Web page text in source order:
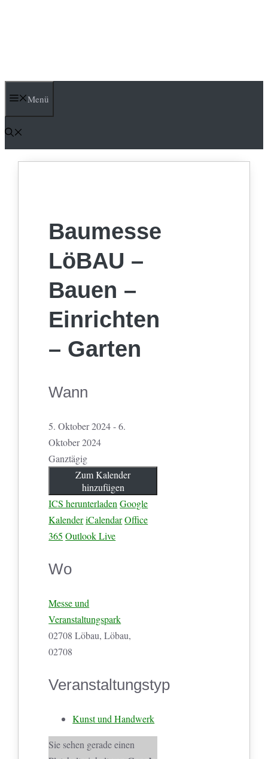
Menü
Baumesse
LöBAU –
Bauen –
Einrichten
– Garten
Wann
5. Oktober 2024 - 6.
Oktober 2024
Ganztägig
Zum Kalender
hinzufügen
ICS herunterladen Google
KalenderiCalendarOffice
365 Outlook Live
Wo
Messe und
Veranstaltungspark
02708 Löbau, Löbau,
02708
Veranstaltungstyp
Kunst und Handwerk
Sie sehen gerade einen